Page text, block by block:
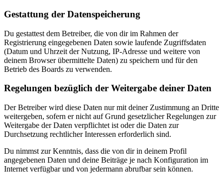
Gestattung der Datenspeicherung
Du gestattest dem Betreiber, die von dir im Rahmen der
Registrierung eingegebenen Daten sowie laufende Zugriffsdaten
(Datum und Uhrzeit der Nutzung, IP-Adresse und weitere von
deinem Browser übermittelte Daten) zu speichern und für den
Betrieb des Boards zu verwenden.
Regelungen bezüglich der Weitergabe deiner Daten
Der Betreiber wird diese Daten nur mit deiner Zustimmung an Dritte
weitergeben, sofern er nicht auf Grund gesetzlicher Regelungen zur
Weitergabe der Daten verpflichtet ist oder die Daten zur
Durchsetzung rechtlicher Interessen erforderlich sind.
Du nimmst zur Kenntnis, dass die von dir in deinem Profil
angegebenen Daten und deine Beiträge je nach Konfiguration im
Internet verfügbar und von jedermann abrufbar sein können.